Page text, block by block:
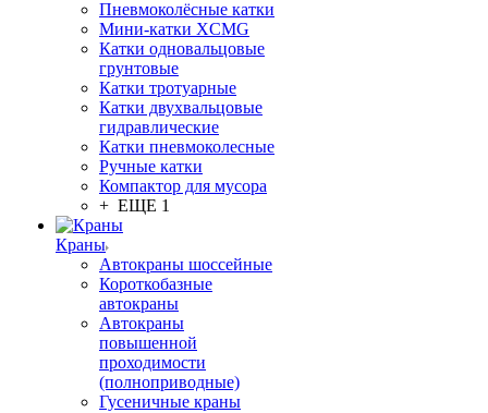
Пневмоколёсные катки
Мини-катки XCMG
Катки одновальцовые
грунтовые
Катки тротуарные
Катки двухвальцовые
гидравлические
Катки пневмоколесные
Ручные катки
Компактор для мусора
+ ЕЩЕ 1
Краны
Автокраны шоссейные
Короткобазные
автокраны
Автокраны
повышенной
проходимости
(полноприводные)
Гусеничные краны